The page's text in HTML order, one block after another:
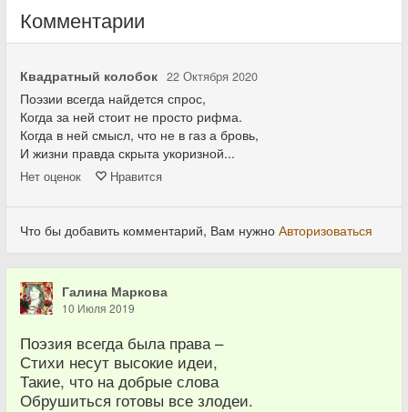
Комментарии
Квадратный колобок 22 Октября 2020
Поэзии всегда найдется спрос,
Когда за ней стоит не просто рифма.
Когда в ней смысл, что не в газ а бровь,
И жизни правда скрыта укоризной...
Нет оценок Нравится
Что бы добавить комментарий, Вам нужно Авторизоваться
Галина Маркова
10 Июля 2019
Поэзия всегда была права –
Стихи несут высокие идеи,
Такие, что на добрые слова
Обрушиться готовы все злодеи.